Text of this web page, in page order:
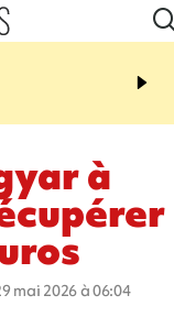
20:17
routière, concours de
à
mai 2026 à 06:04